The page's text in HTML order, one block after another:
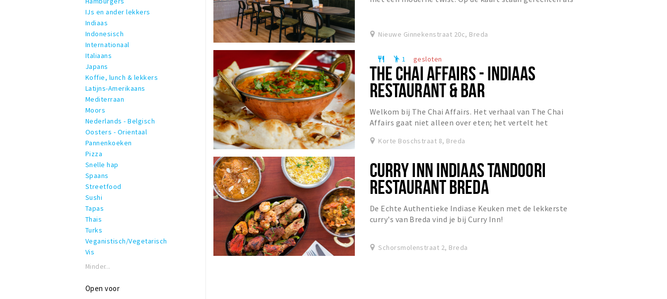
IJs en ander lekkers
Indiaas
Indonesisch
Internationaal
Italiaans
Japans
Koffie, lunch & lekkers
Latijns-Amerikaans
Mediterraan
Moors
Nederlands - Belgisch
Oosters - Orientaal
Pannenkoeken
Pizza
Snelle hap
Spaans
Streetfood
Sushi
Tapas
Thais
Turks
Veganistisch/Vegetarisch
Vis
Minder...
Open voor
Nieuwe Ginnekenstraat 20c, Breda
restaurant emoji_people 1 gesloten
THE CHAI AFFAIRS - INDIAAS
RESTAURANT & BAR
Welkom bij The Chai Affairs. Het verhaal van The Chai
Affairs gaat niet alleen over eten; het vertelt het
Korte Boschstraat 8, Breda
CURRY INN INDIAAS TANDOORI
RESTAURANT BREDA
De Echte Authentieke Indiase Keuken met de lekkerste
curry's van Breda vind je bij Curry Inn!
Schorsmolenstraat 2, Breda